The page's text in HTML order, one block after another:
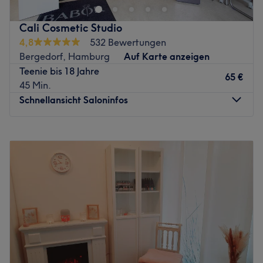
Anti-Aging Programme oder Makeup-Auffrischungen -
bei Anja Paschen sind Sie in fürsorglichen Händen.
Lassen Sie sich persönlich mit viel Erfahrung und
Fachkenntnis beraten und finden Sie die Behandlung, die
ideal zu Ihrem Körper und Ihren Wünschen passt. Buchen
Sie schon heute online Ihren Schönheitstermin!
Zurück zur Salonansicht
Cali Cosmetic Studio
4,8
532 Bewertungen
Bergedorf, Hamburg
Auf Karte anzeigen
Teenie bis 18 Jahre
45 Min.
65 €
Schnellansicht Saloninfos
Mittwoch
Donnerstag
09:00
Sonntag
Geschlossen
Im BABOR Institut - Cali Cosmetic Studio - Am Brink 3, in
Hamburg Bergedorf kannst du dich entführen lassen, in